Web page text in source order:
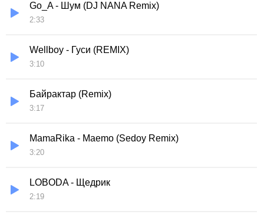
Go_A - Шум (DJ NANA Remix)
2:33
Wellboy - Гуси (REMIX)
3:10
Байрактар (Remix)
3:17
MamaRika - Maemo (Sedoy Remix)
3:20
LOBODA - Щедрик
2:19